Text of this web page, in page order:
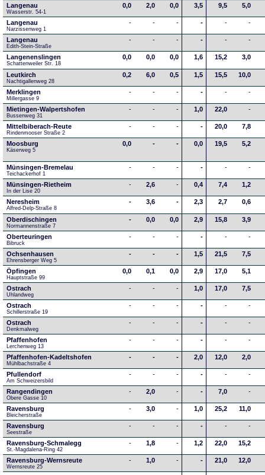
Langenau
Wasserstr. 54-1
0,0 2,0 0,0 3,5 9,5 5,0
Langenau
Narzissenweg 1
- - - - - -
Langenau
Edith-Stein-Straße
- - - - - -
Langenenslingen
Schattenweiler Str. 18
0,0 0,0 0,0 1,6 15,2 3,0
Leutkirch
Nachtigallenweg 28
0,2 6,0 0,5 1,5 15,5 10,0
Merklingen
Millergasse 9
- - - - - -
Mietingen-Walpertshofen
Bussenweg 31
- - - 1,0 22,0 -
Mittelbiberach-Reute
Rindenmooser Straße 2
- - - - 20,0 7,8
Moosburg
Käserweg 5
0,0 - - 0,0 19,5 5,2
Münsingen-Bremelau
Teichackerhof 1
- - - - - -
Münsingen-Rietheim
In der Lise 20
- 2,6 - 0,4 7,4 1,2
Neresheim
Alfred-Delp-Straße 8
- 3,6 - 2,3 2,7 0,6
Oberdischingen
Normannenstraße 7
- 0,0 0,0 2,9 15,8 3,9
Oberteuringen
Bibruck
- - - - - -
Ochsenhausen
Ehrensberger Weg 5
- - - 1,5 21,5 7,5
Öpfingen
Hauptstraße 99
0,0 0,1 0,0 2,9 17,0 5,1
Ostrach
Uhlandweg
- - - 1,0 17,0 7,5
Ostrach
Schillerstraße 19
- - - - - -
Ostrach
Denkmalweg
- - - - - -
Pfaffenhofen
Lerchenweg 13
- - - - - -
Pfaffenhofen-Kadeltshofen
Mühlbachstraße 4
- - - 2,0 12,0 2,0
Pfullendorf
Am Schweizersbild
- - - - - -
Rangendingen
Obere Gasse 10
- 2,0 - - 7,0 -
Ravensburg
Bleicherstraße
- 3,0 - 1,0 25,2 11,0
Ravensburg
Seestraße
- - - - - -
Ravensburg-Schmalegg
St.-Magdalena-Ring 42
- 1,8 - 1,2 22,0 15,2
Ravensburg-Wernsreute
Wernsreute 25
- 1,0 - - 21,0 12,0